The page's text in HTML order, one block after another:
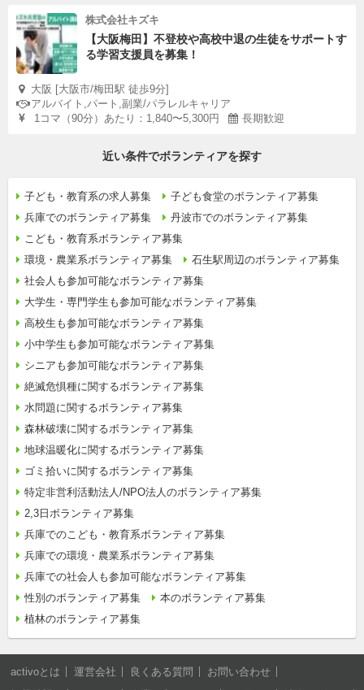
株式会社キズキ
【大阪梅田】不登校や高校中退の生徒をサポートす
る学習支援員を募集！
大阪 [大阪市/梅田駅 徒歩9分]
アルバイト,パート,副業/パラレルキャリア
1コマ（90分）あたり：1,840〜5,300円
長期歓迎
近い条件でボランティアを探す
子ども・教育系の求人募集
子ども食堂のボランティア募集
兵庫でのボランティア募集
丹波市でのボランティア募集
こども・教育系ボランティア募集
環境・農業系ボランティア募集
石生駅周辺のボランティア募集
社会人も参加可能なボランティア募集
大学生・専門学生も参加可能なボランティア募集
高校生も参加可能なボランティア募集
小中学生も参加可能なボランティア募集
シニアも参加可能なボランティア募集
絶滅危惧種に関するボランティア募集
水問題に関するボランティア募集
森林破壊に関するボランティア募集
地球温暖化に関するボランティア募集
ゴミ拾いに関するボランティア募集
特定非営利活動法人/NPO法人のボランティア募集
2,3日ボランティア募集
兵庫でのこども・教育系ボランティア募集
兵庫での環境・農業系ボランティア募集
兵庫での社会人も参加可能なボランティア募集
性別のボランティア募集
本のボランティア募集
植林のボランティア募集
activoとは 運営会社 良くある質問
お問い合わせ